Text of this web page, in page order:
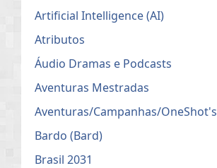
Artificial Intelligence (AI)
Atributos
Áudio Dramas e Podcasts
Aventuras Mestradas
Aventuras/Campanhas/OneShot's
Bardo (Bard)
Brasil 2031